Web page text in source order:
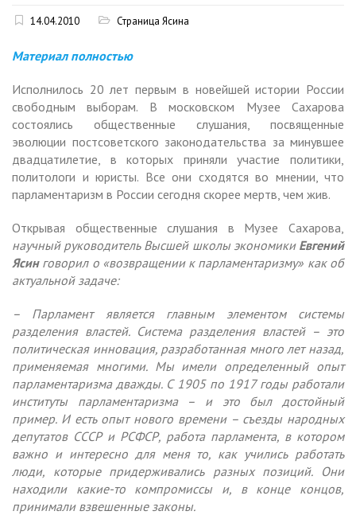
14.04.2010 Страница Ясина
Материал полностью
Исполнилось 20 лет первым в новейшей истории России
свободным выборам. В московском Музее Сахарова
состоялись общественные слушания, посвященные
эволюции постсоветского законодательства за минувшее
двадцатилетие, в которых приняли участие политики,
политологи и юристы. Все они сходятся во мнении, что
парламентаризм в России сегодня скорее мертв, чем жив.
Открывая общественные слушания в Музее Сахарова,
научный руководитель Высшей школы экономики Евгений
Ясин говорил о «возвращении к парламентаризму» как об
актуальной задаче:
– Парламент является главным элементом системы
разделения властей. Система разделения властей – это
политическая инновация, разработанная много лет назад,
применяемая многими. Мы имели определенный опыт
парламентаризма дважды. С 1905 по 1917 годы работали
институты парламентаризма – и это был достойный
пример. И есть опыт нового времени – съезды народных
депутатов СССР и РСФСР, работа парламента, в котором
важно и интересно для меня то, как учились работать
люди, которые придерживались разных позиций. Они
находили какие-то компромиссы и, в конце концов,
принимали взвешенные законы.